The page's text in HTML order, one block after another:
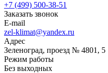
+7 (499) 500-38-51
Заказать звонок
E-mail
zel-klimat@yandex.ru
Адрес
Зеленоград, проезд № 4801, 5
Режим работы
Без выходных